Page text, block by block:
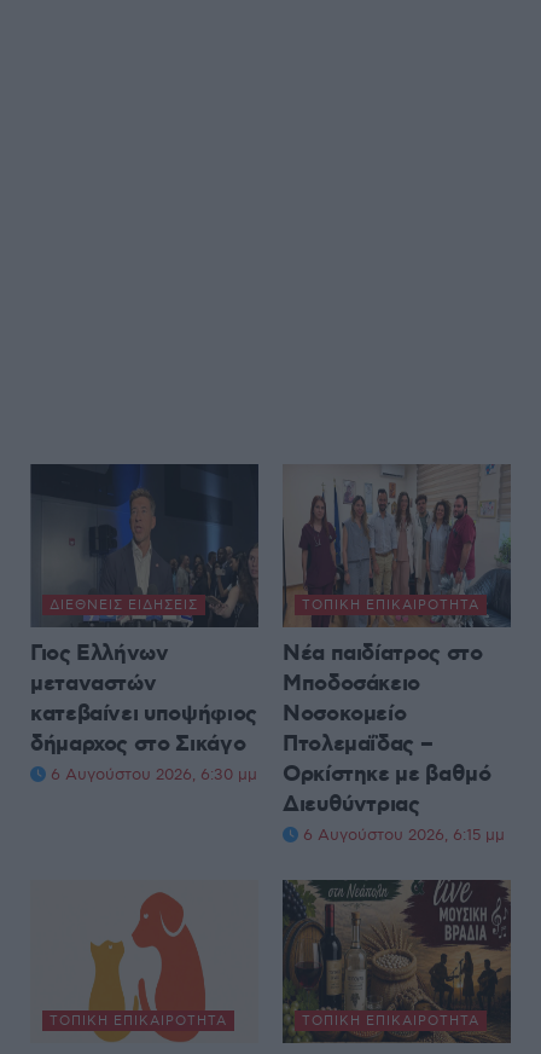
ΔΙΕΘΝΕΊΣ ΕΙΔΉΣΕΙΣ
Γιος Ελλήνων
μεταναστών
κατεβαίνει υποψήφιος
δήμαρχος στο Σικάγο
6 Αυγούστου 2026, 6:30 μμ
ΤΟΠΙΚΉ ΕΠΙΚΑΙΡΌΤΗΤΑ
Νέα παιδίατρος στο
Μποδοσάκειο
Νοσοκομείο
Πτολεμαΐδας –
Ορκίστηκε με βαθμό
Διευθύντριας
6 Αυγούστου 2026, 6:15 μμ
ΤΟΠΙΚΉ ΕΠΙΚΑΙΡΌΤΗΤΑ ΤΟΠΙΚΉ ΕΠΙΚΑΙΡΌΤΗΤΑ